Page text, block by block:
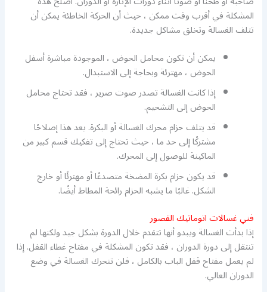
المشكلة في أقرب وقت ممكن ، حيث أن الحركة الخاطئة يمكن أن
تتلف الغسالة وتخلق مشاكل جديدة.
يمكن أن تكون محامل الحوض ، الموجودة مباشرة أسفل
الحوض ، مهترئة وبحاجة إلى الاستبدال.
إذا كانت الغسالة تصدر صوت صرير ، فقد تحتاج محامل
الحوض إلى التشحيم.
قد يتلف حزام محرك الغسالة أو البكرة. يعد هذا إصلاحًا
مشتركًا إلى حد ما ، حيث تحتاج إلى تفكيك قسم كبير من
الماكينة للوصول إلى المحرك.
قد يكون حزام بكرة المضخة متصدعًا أو مهترئًا أو خارج
الشكل. غالبًا ما يشبه الحزام رائحة المطاط أيضًا.
فني غسالات اتوماتيك القصور
إذا بدأت الغسالة ويبدو أنها تتقدم خلال الدورة بشكل جيد ولكنها لم
تنتقل إلى دورة الدوران ، فقد تكون المشكلة في مفتاح غطاء القفل. إذا
لم يعمل مفتاح قفل الباب بالكامل ، فلن تتحرك الغسالة في وضع
الدوران العالي.